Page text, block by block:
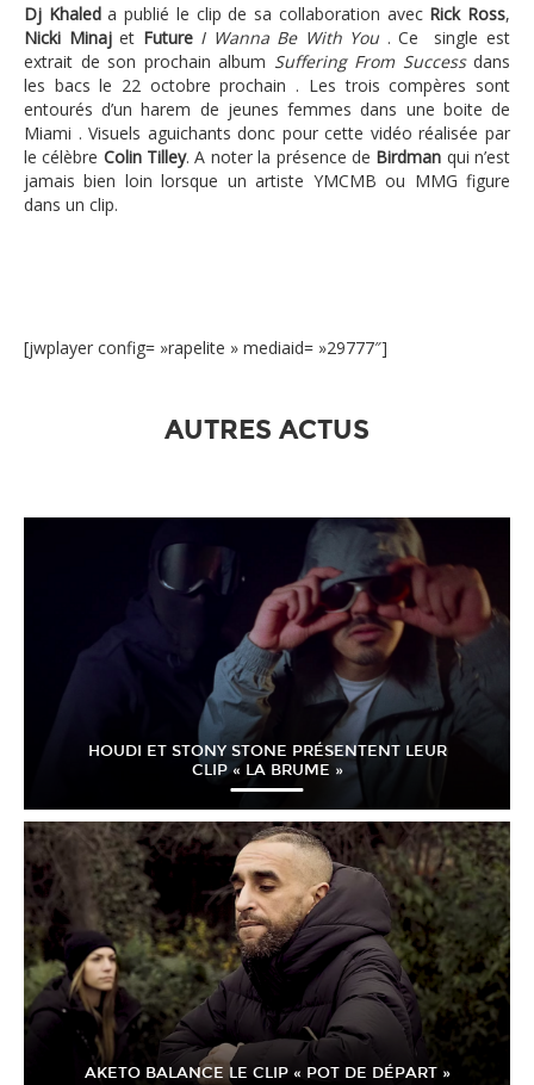
Dj Khaleda publié le clip de sa collaboration avec Rick Ross,
Nicki Minajet FutureI Wanna Be With You . Ce single est
extrait de son prochain album Suffering From Success dans
les bacs le 22 octobre prochain . Les trois compères sont
entourés d’un harem de jeunes femmes dans une boite de
Miami . Visuels aguichants donc pour cette vidéo réalisée par
le célèbre Colin Tilley. A noter la présence de Birdman qui n’est
jamais bien loin lorsque un artiste YMCMB ou MMG figure
dans un clip.
[jwplayer config= »rapelite » mediaid= »29777″]
AUTRES ACTUS
HOUDI ET STONY STONE PRÉSENTENT LEUR
CLIP « LA BRUME »
AKETO BALANCE LE CLIP « POT DE DÉPART »